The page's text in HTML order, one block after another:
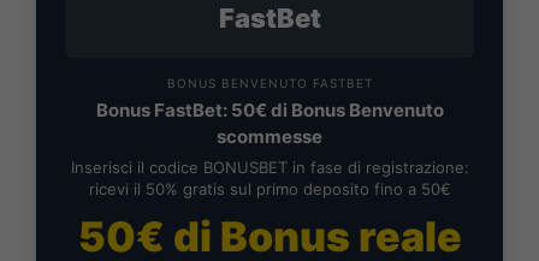
FastBet
BONUS BENVENUTO FASTBET
Bonus FastBet: 50€ di Bonus Benvenuto
scommesse
Inserisci il codice BONUSBET in fase di registrazione:
ricevi il 50% gratis sul primo deposito fino a 50€
50€ di Bonus reale